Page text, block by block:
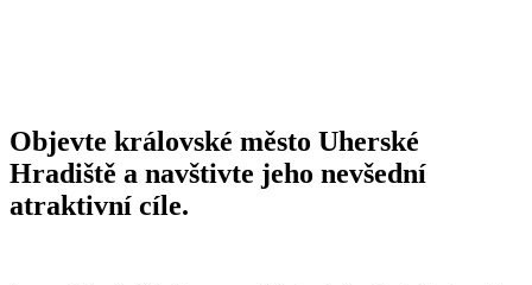
Objevte královské město Uherské
Hradiště a navštivte jeho nevšední
atraktivní cíle.